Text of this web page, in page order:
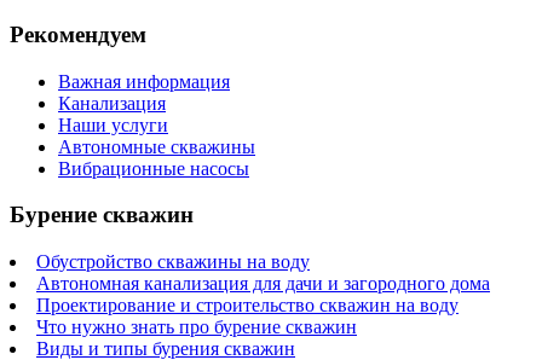
Рекомендуем
Важная информация
Канализация
Наши услуги
Автономные скважины
Вибрационные насосы
Бурение скважин
Обустройство скважины на воду
Автономная канализация для дачи и загородного дома
Проектирование и строительство скважин на воду
Что нужно знать про бурение скважин
Виды и типы бурения скважин